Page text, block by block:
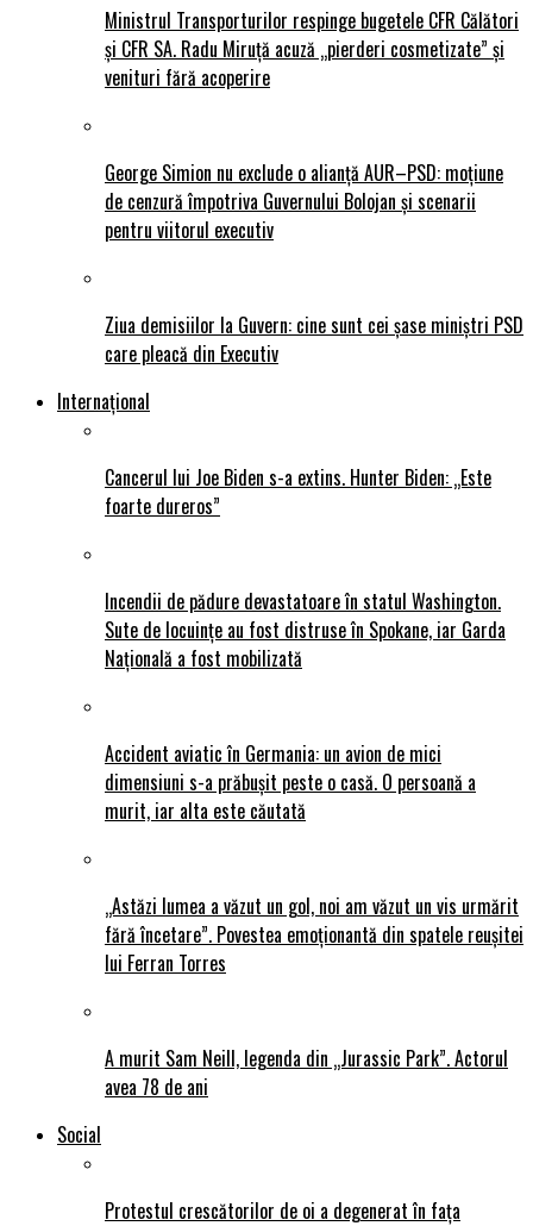
Ministrul Transporturilor respinge bugetele CFR Călători
și CFR SA. Radu Miruță acuză „pierderi cosmetizate” și
venituri fără acoperire
George Simion nu exclude o alianță AUR–PSD: moțiune
de cenzură împotriva Guvernului Bolojan și scenarii
pentru viitorul executiv
Ziua demisiilor la Guvern: cine sunt cei șase miniștri PSD
care pleacă din Executiv
Internațional
Cancerul lui Joe Biden s-a extins. Hunter Biden: „Este
foarte dureros”
Incendii de pădure devastatoare în statul Washington.
Sute de locuințe au fost distruse în Spokane, iar Garda
Națională a fost mobilizată
Accident aviatic în Germania: un avion de mici
dimensiuni s-a prăbușit peste o casă. O persoană a
murit, iar alta este căutată
„Astăzi lumea a văzut un gol, noi am văzut un vis urmărit
fără încetare”. Povestea emoționantă din spatele reușitei
lui Ferran Torres
A murit Sam Neill, legenda din „Jurassic Park”. Actorul
avea 78 de ani
Social
Protestul crescătorilor de oi a degenerat în fața